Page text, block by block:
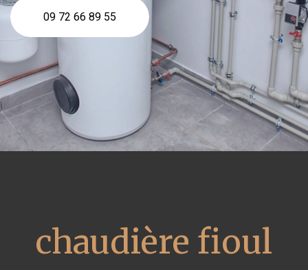
09 72 66 89 55
chaudière fioul